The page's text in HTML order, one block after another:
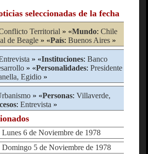
seleccionadas de la fecha
Territorial » «Mundo: Chile
de Beagle » «País: Buenos Aires »
» «Instituciones: Banco
» «Personalidades: Presidente
Egidio »
» «Personas: Villaverde,
: Entrevista »
6 de Noviembre de 1978
5 de Noviembre de 1978